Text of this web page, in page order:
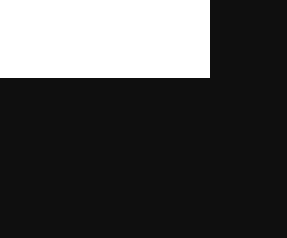
(3,981)